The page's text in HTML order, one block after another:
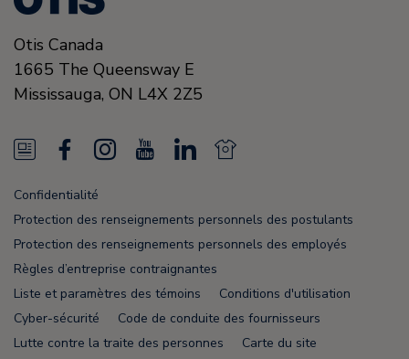
Otis Canada
1665 The Queensway E
Mississauga, ON L4X 2Z5
N
e
w
s
F
e
e
a
c
e
b
o
o
I
s
t
a
g
r
u
T
u
b
e
L
n
k
e
d
i
N
w
s
e
e
Confidentialité
Protection des renseignements personnels des postulants
Protection des renseignements personnels des employés
Règles d’entreprise contraignantes
Liste et paramètres des témoins
Conditions d'utilisation
Cyber-sécurité
Code de conduite des fournisseurs
Lutte contre la traite des personnes
Carte du site